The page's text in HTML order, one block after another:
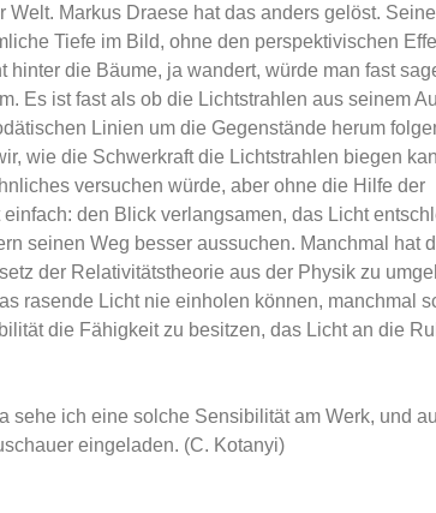
Welt. Markus Draese hat das anders gelöst.
Tiefe im Bild, ohne den perspektivischen
hinter die Bäume, ja wandert, würde man fast
Es ist fast als ob die Lichtstrahlen aus seinem
Linien um die Gegenstände herum
wie die Schwerkraft die Lichtstrahlen biegen
versuchen würde, aber ohne die Hilfe der
den Blick verlangsamen, das Licht
seinen Weg besser aussuchen. Manchmal hat
der Relativitätstheorie aus der Physik zu
rasende Licht nie einholen können, manchmal
die Fähigkeit zu besitzen, das Licht an die
sehe ich eine solche Sensibilität am Werk, und
eingeladen. (C. Kotanyi)